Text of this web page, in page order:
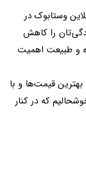
وستابوک در
را کاهش
و طبیعت اهمیت
بهترین قیمت‌ها و با
که در کنار